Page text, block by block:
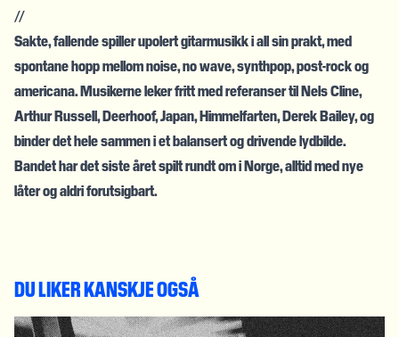
//
Sakte, fallende spiller upolert gitarmusikk i all sin prakt, med
spontane hopp mellom noise, no wave, synthpop, post-rock og
americana. Musikerne leker fritt med referanser til Nels Cline,
Arthur Russell, Deerhoof, Japan, Himmelfarten, Derek Bailey, og
binder det hele sammen i et balansert og drivende lydbilde.
Bandet har det siste året spilt rundt om i Norge, alltid med nye
låter og aldri forutsigbart.
DU LIKER KANSKJE OGSÅ